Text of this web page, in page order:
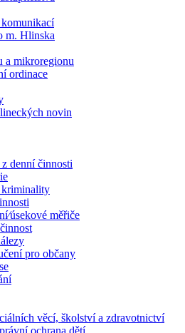
m. Hlinska
a mikroregionu
ordinace
novin
denní činnosti
kriminality
měřiče
pro občany
věcí, školství a zdravotnictví
ochrana dětí